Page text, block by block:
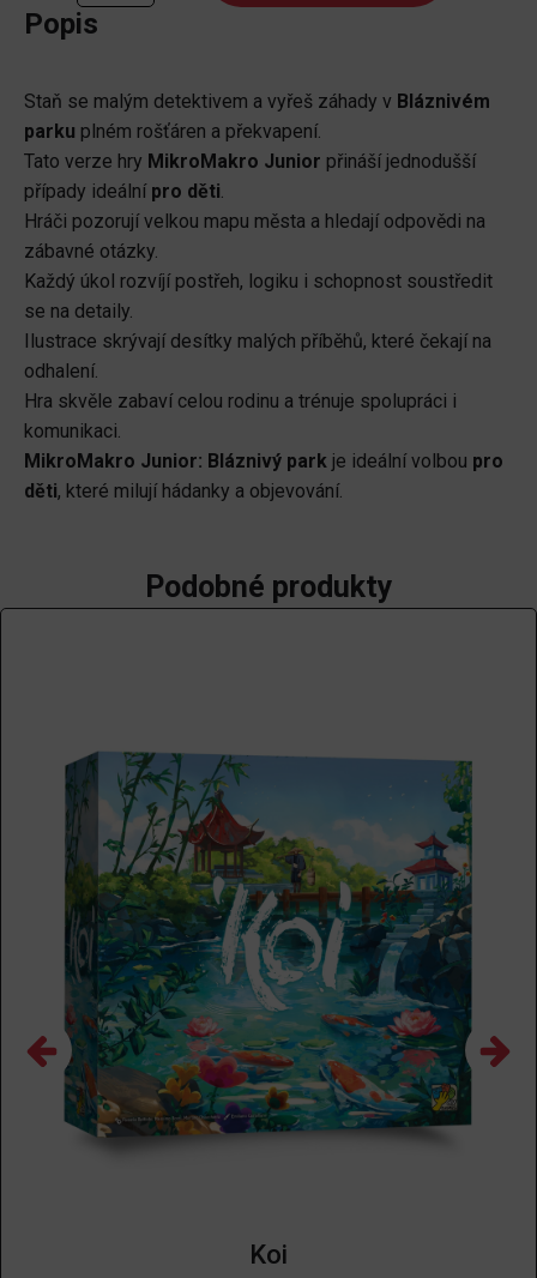
Bláznivý
Popis
Staň se malým detektivem a vyřeš záhady v Bláznivém
parku plném rošťáren a překvapení.
Tato verze hry MikroMakro Junior přináší jednodušší
případy ideální pro děti
Hráči pozorují velkou mapu města a hledají odpovědi na
zábavné otázky.
Každý úkol rozvíjí postřeh, logiku i schopnost soustředit
se na detaily.
Ilustrace skrývají desítky malých příběhů, které čekají na
odhalení.
Hra skvěle zabaví celou rodinu a trénuje spolupráci i
komunikaci.
MikroMakro Junior: Bláznivý park je ideální volbou pro
děti, které milují hádanky a objevování.
Podobné produkty
Koi